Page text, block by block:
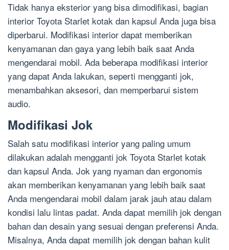
Tidak hanya eksterior yang bisa dimodifikasi, bagian
interior Toyota Starlet kotak dan kapsul Anda juga bisa
diperbarui. Modifikasi interior dapat memberikan
kenyamanan dan gaya yang lebih baik saat Anda
mengendarai mobil. Ada beberapa modifikasi interior
yang dapat Anda lakukan, seperti mengganti jok,
menambahkan aksesori, dan memperbarui sistem
audio.
Modifikasi Jok
Salah satu modifikasi interior yang paling umum
dilakukan adalah mengganti jok Toyota Starlet kotak
dan kapsul Anda. Jok yang nyaman dan ergonomis
akan memberikan kenyamanan yang lebih baik saat
Anda mengendarai mobil dalam jarak jauh atau dalam
kondisi lalu lintas padat. Anda dapat memilih jok dengan
bahan dan desain yang sesuai dengan preferensi Anda.
Misalnya, Anda dapat memilih jok dengan bahan kulit